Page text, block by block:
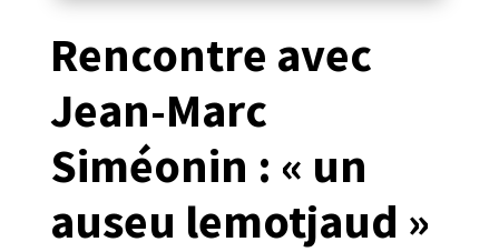
Rencontre avec
Jean-Marc
Siméonin : « un
auseu lemotjaud »